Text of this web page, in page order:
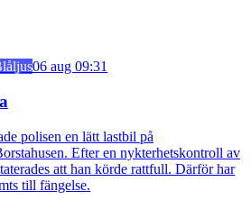
06 aug 09:31
polisen en lätt lastbil på
Efter en nykterhetskontroll av
att han körde rattfull. Därför har
till fängelse.